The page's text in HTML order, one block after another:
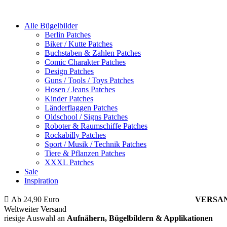
Alle Bügelbilder
Berlin Patches
Biker / Kutte Patches
Buchstaben & Zahlen Patches
Comic Charakter Patches
Design Patches
Guns / Tools / Toys Patches
Hosen / Jeans Patches
Kinder Patches
Länderflaggen Patches
Oldschool / Signs Patches
Roboter & Raumschiffe Patches
Rockabilly Patches
Sport / Musik / Technik Patches
Tiere & Pflanzen Patches
XXXL Patches
Sale
Inspiration
Ab 24,90 Euro
Weltweiter Versand
riesige Auswahl an Aufnähern, Bügelbildern & Applikationen